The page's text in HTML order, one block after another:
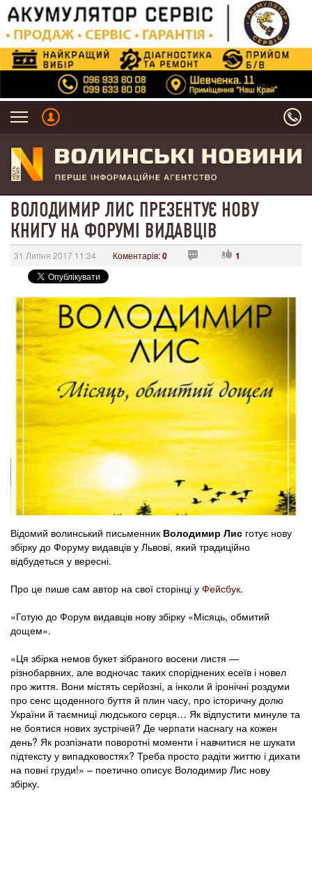
ВОЛОДИМИР ЛИС ПРЕЗЕНТУЄ НОВУ
КНИГУ НА ФОРУМІ ВИДАВЦІВ
31 Липня 2017 11:34 Коментарів:0 1
Відомий волинський письменник Володимир Лис готує нову
збірку до Форуму видавців у Львові, який традиційно
відбудеться у вересні.
Про це пише сам автор на свої сторінці у Фейсбук.
«Готую до Форум видавців нову збірку «Місяць, обмитий
дощем».
«Ця збірка немов букет зібраного восени листя —
різнобарвних, але водночас таких споріднених есеїв і новел
про життя. Вони містять серйозні, а інколи й іронічні роздуми
про сенс щоденного буття й плин часу, про історичну долю
України й таємниці людського серця… Як відпустити минуле та
не боятися нових зустрічей? Де черпати наснагу на кожен
день? Як розпізнати поворотні моменти і навчитися не шукати
підтексту у випадковостях? Треба просто радіти життю і дихати
на повні груди!» – поетично описує Володимир Лис нову
збірку.